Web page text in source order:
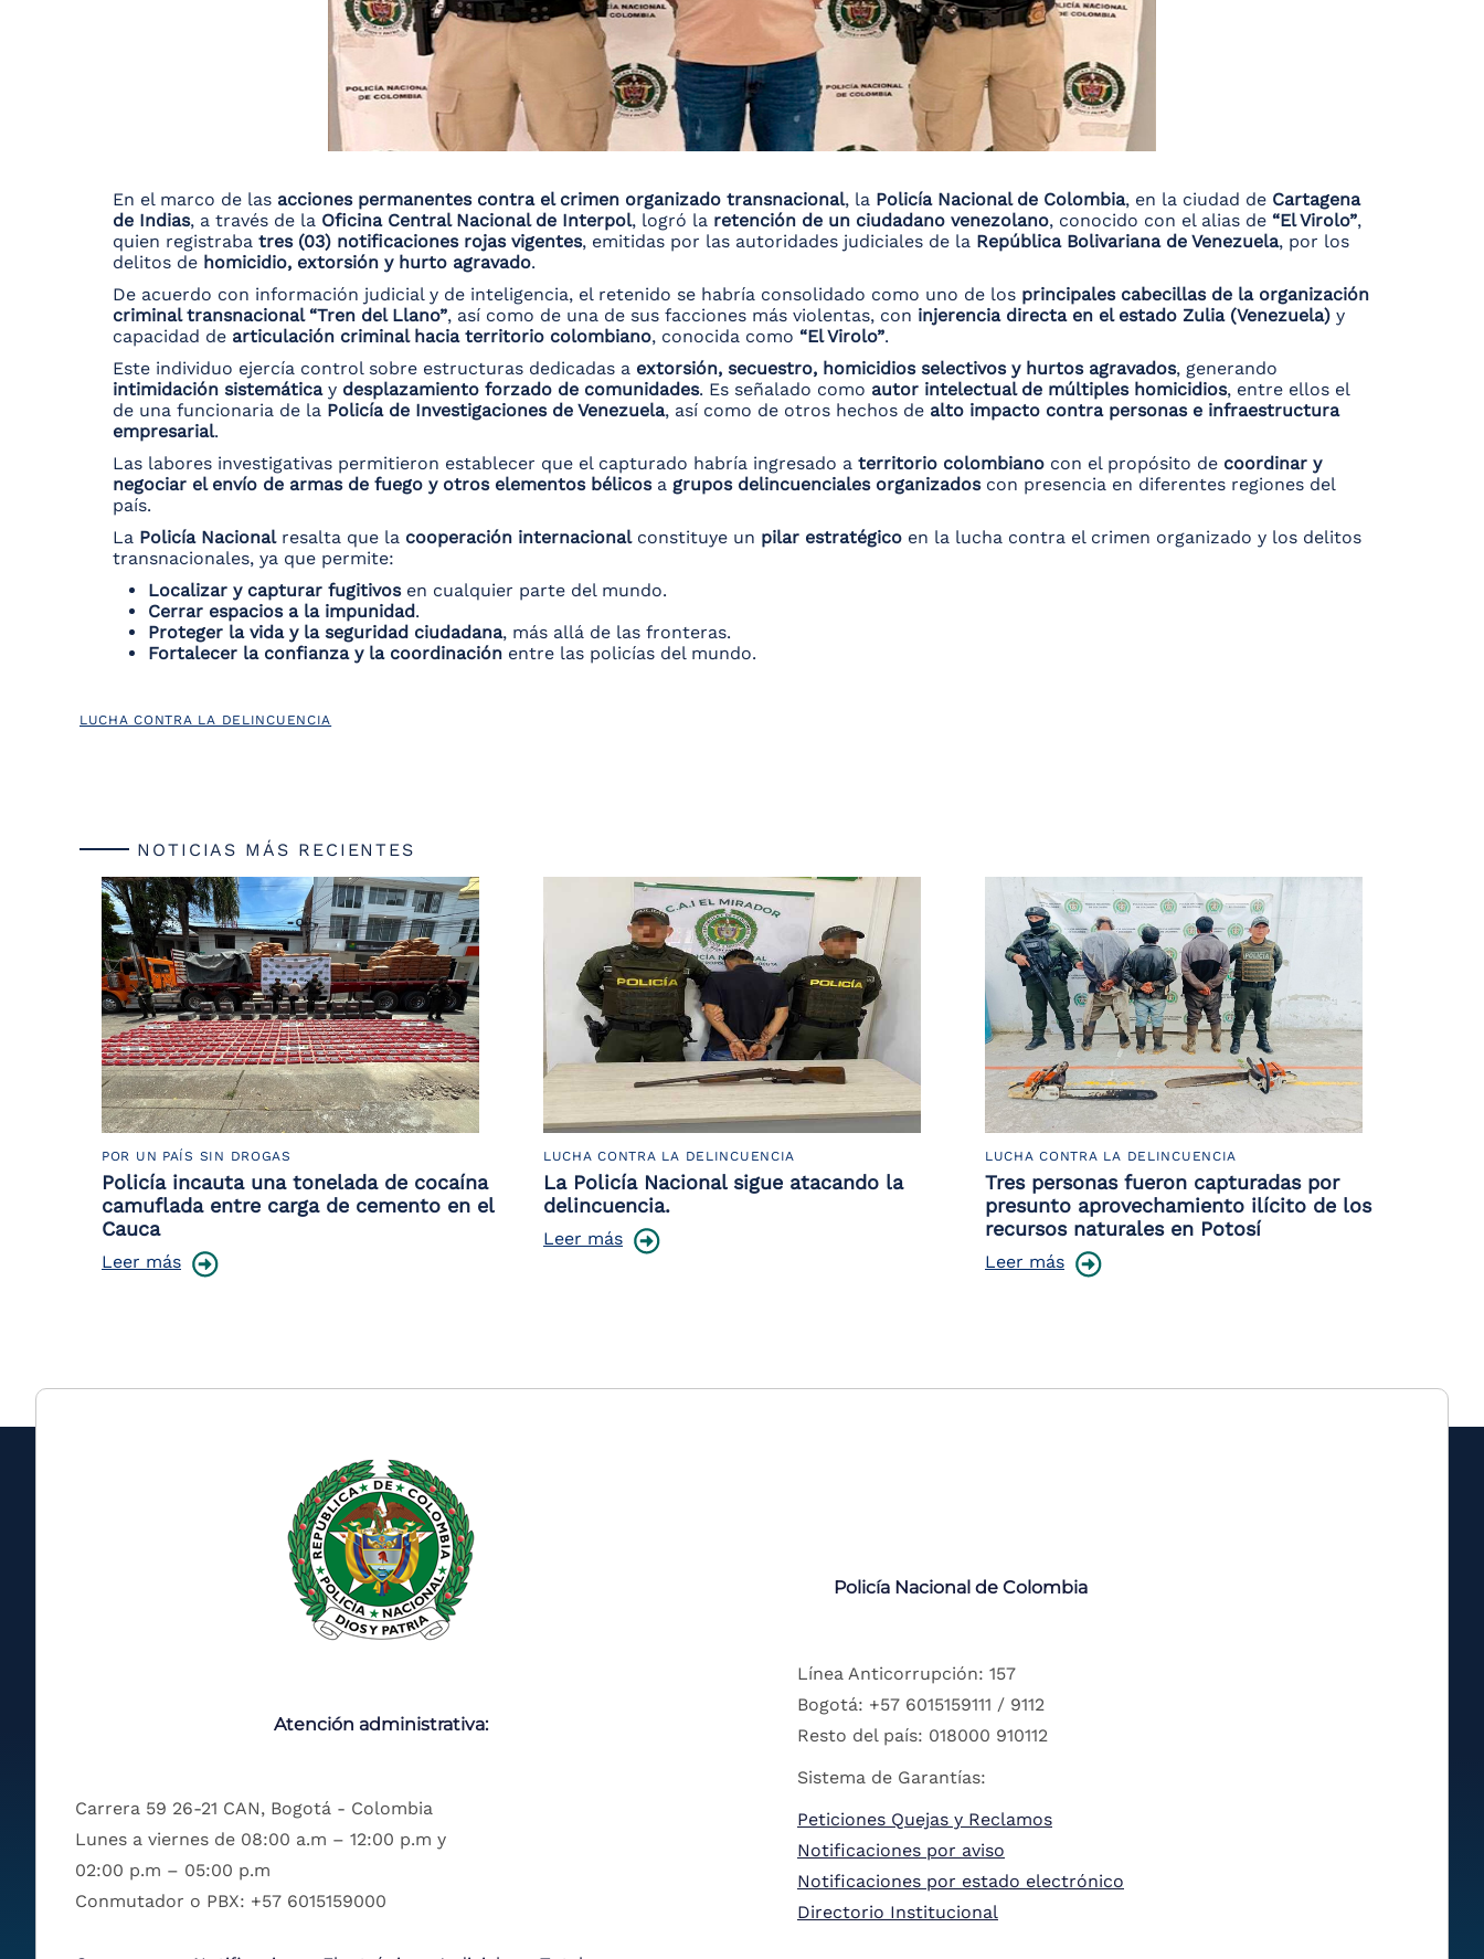
En el marco de las acciones permanentes contra el crimen organizado transnacional, la Policía Nacional de Colombia, en la ciudad de Cartagena
de Indias, a través de la Oficina Central Nacional de Interpol, logró la retención de un ciudadano venezolano, conocido con el alias de “El Virolo”,
quien registraba tres (03) notificaciones rojas vigentes, emitidas por las autoridades judiciales de la República Bolivariana de Venezuela, por los
delitos de homicidio, extorsión y hurto agravado.
De acuerdo con información judicial y de inteligencia, el retenido se habría consolidado como uno de los principales cabecillas de la organización
criminal transnacional “Tren del Llano”, así como de una de sus facciones más violentas, con injerencia directa en el estado Zulia (Venezuela) y
capacidad de articulación criminal hacia territorio colombiano, conocida como “El Virolo”.
Este individuo ejercía control sobre estructuras dedicadas a extorsión, secuestro, homicidios selectivos y hurtos agravados, generando
intimidación sistemáticay desplazamiento forzado de comunidades. Es señalado como autor intelectual de múltiples homicidios, entre ellos el
de una funcionaria de la Policía de Investigaciones de Venezuela, así como de otros hechos de alto impacto contra personas e infraestructura
empresarial.
Las labores investigativas permitieron establecer que el capturado habría ingresado a territorio colombiano con el propósito de coordinar y
negociar el envío de armas de fuego y otros elementos bélicosa grupos delincuenciales organizadoscon presencia en diferentes regiones del
país.
La Policía Nacionalresalta que la cooperación internacionalconstituye un pilar estratégico en la lucha contra el crimen organizado y los delitos
transnacionales, ya que permite:
Localizar y capturar fugitivosen cualquier parte del mundo.
Cerrar espacios a la impunidad.
Proteger la vida y la seguridad ciudadana, más allá de las fronteras.
Fortalecer la confianza y la coordinación entre las policías del mundo.
LUCHA CONTRA LA DELINCUENCIA
NOTICIAS MÁS RECIENTES
POR UN PAÍS SIN DROGAS
Policía incauta una tonelada de cocaína
camuflada entre carga de cemento en el
Cauca
Leer más
LUCHA CONTRA LA DELINCUENCIA
La Policía Nacional sigue atacando la
delincuencia.
Leer más
LUCHA CONTRA LA DELINCUENCIA
Tres personas fueron capturadas por
presunto aprovechamiento ilícito de los
recursos naturales en Potosí
Leer más
Atención administrativa:
Carrera 59 26-21 CAN, Bogotá - Colombia
Lunes a viernes de 08:00 a.m – 12:00 p.m y
02:00 p.m – 05:00 p.m
Conmutador o PBX: +57 6015159000
Policía Nacional de Colombia
Línea Anticorrupción: 157
Bogotá: +57 6015159111 / 9112
Resto del país: 018000 910112
Sistema de Garantías:
Peticiones Quejas y Reclamos
Notificaciones por aviso
Notificaciones por estado electrónico
Directorio Institucional